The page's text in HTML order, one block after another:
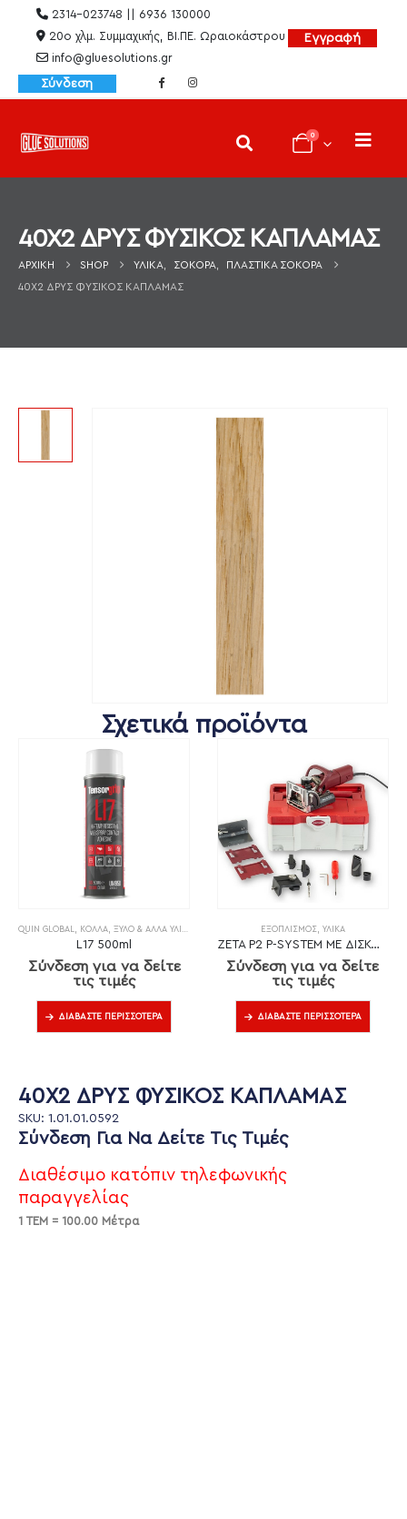
2314-023748 || 6936 130000
20ο χλμ. Συμμαχικής, ΒΙ.ΠΕ. Ωραιοκάστρου
info@gluesolutions.gr
Εγγραφή
Σύνδεση
0
40X2 ΔΡΥΣ ΦΥΣΙΚΟΣ ΚΑΠΛΑΜΑΣ
ΑΡΧΙΚΉ SHOP ΥΛΙΚΆ, ΣΌΚΟΡΑ,
ΠΛΑΣΤΙΚΆ ΣΌΚΟΡΑ
40X2 ΔΡΥΣ ΦΥΣΙΚΟΣ ΚΑΠΛΑΜΑΣ
Σχετικά προϊόντα
QUIN GLOBAL, ΚΌΛΛΑ,ΞΎΛΟ & ΆΛΛΑ ΥΛΙΚΆ
L17 500ml
Σύνδεση για να δείτε
τις τιμές
ΔΙΑΒΆΣΤΕ ΠΕΡΙΣΣΌΤΕΡΑ
ΕΞΟΠΛΙΣΜΌΣ, ΥΛΙΚΆ
ZETA P2 P-SYSTEM ΜΕ ΔΙΣΚΟ DP (ΔΙΑΜΑΝΤΙ)
Σύνδεση για να δείτε
τις τιμές
ΔΙΑΒΆΣΤΕ ΠΕΡΙΣΣΌΤΕΡΑ
40X2 ΔΡΥΣ ΦΥΣΙΚΟΣ ΚΑΠΛΑΜΑΣ
SKU: 1.01.01.0592
Σύνδεση Για Να Δείτε Τις Τιμές
Διαθέσιμο κατόπιν τηλεφωνικής
παραγγελίας
1 ΤΕΜ = 100.00 Μέτρα